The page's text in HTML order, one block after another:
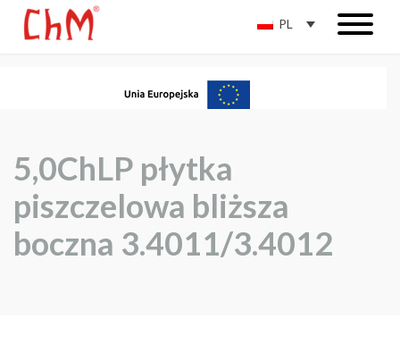
PL
5,0ChLP płytka
piszczelowa bliższa
boczna 3.4011/3.4012